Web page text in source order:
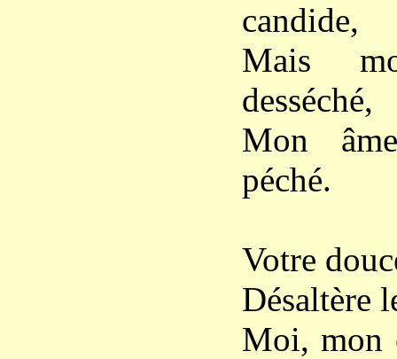
candide,
Mais
desséché,
Mon
péché.
Votre
Désaltère
Moi, mon